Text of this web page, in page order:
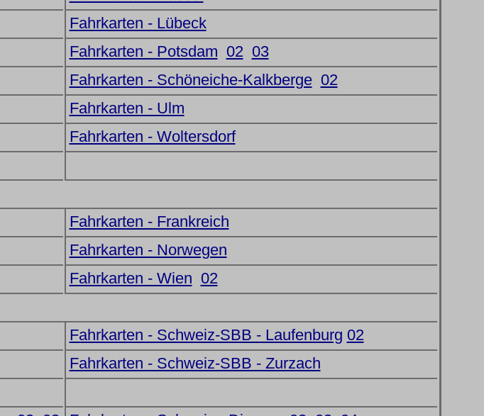
Fahrkarten - Lübeck
Fahrkarten - Potsdam 02 03
Fahrkarten - Schöneiche-Kalkberge 02
Fahrkarten - Ulm
Fahrkarten - Woltersdorf
Fahrkarten - Frankreich
Fahrkarten - Norwegen
Fahrkarten - Wien 02
Fahrkarten - Schweiz-SBB - Laufenburg 02
Fahrkarten - Schweiz-SBB - Zurzach